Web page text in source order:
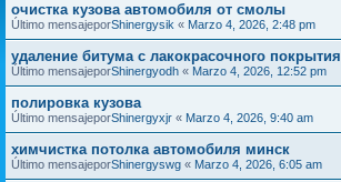
очистка кузова автомобиля от смолы
Último mensajeporShinergysik « Marzo 4, 2026, 2:48 pm
удаление битума с лакокрасочного покрытия
Último mensajeporShinergyodh « Marzo 4, 2026, 12:52 pm
полировка кузова
Último mensajeporShinergyxjr « Marzo 4, 2026, 9:40 am
химчистка потолка автомобиля минск
Último mensajeporShinergyswg « Marzo 4, 2026, 6:05 am